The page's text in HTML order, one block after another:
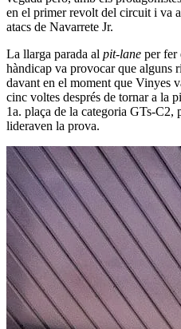
en el primer revolt del circuit i va
atacs de Navarrete Jr.
La llarga parada al pit-lane per fer
hàndicap va provocar que alguns
davant en el moment que Vinyes
cinc voltes després de tornar a la
1a. plaça de la categoria GTs-C2,
lideraven la prova.